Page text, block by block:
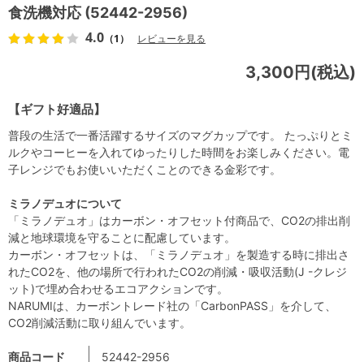
食洗機対応 (52442-2956)
4.0 （1） レビューを見る
【ギフト好適品】
3,300円(税込)
商品コード 52442-2956
普段の生活で一番活躍するサイズのマグカップです。 たっぷりとミ
ルクやコーヒーを入れてゆったりした時間をお楽しみください。電
子レンジでもお使いいただくことのできる金彩です。
ミラノデュオについて
「ミラノデュオ」はカーボン・オフセット付商品で、CO2の排出削
減と地球環境を守ることに配慮しています。
カーボン・オフセットは、「ミラノデュオ」を製造する時に排出さ
れたCO2を、他の場所で行われたCO2の削減・吸収活動(J -クレジ
ット)で埋め合わせるエコアクションです。
NARUMIは、カーボントレード社の「CarbonPASS」を介して、
CO2削減活動に取り組んでいます。